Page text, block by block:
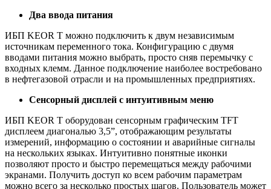
Два ввода питания
ИБП KEOR T можно подключить к двум независимым
источникам переменного тока. Конфигурацию с двумя
вводами питания можно выбрать, просто сняв перемычку с
входных клемм. Данное подключение наиболее востребовано
в нефтегазовой отрасли и на промышленных предприятиях.
Сенсорный дисплей с интуитивным меню
ИБП KEOR T оборудован сенсорным графическим TFT
дисплеем диагональю 3,5”, отображающим результаты
измерений, информацию о состоянии и аварийные сигналы
на нескольких языках. Интуитивно понятные иконки
позволяют просто и быстро перемещаться между рабочими
экранами. Получить доступ ко всем рабочим параметрам
можно всего за несколько простых шагов. Пользователь может